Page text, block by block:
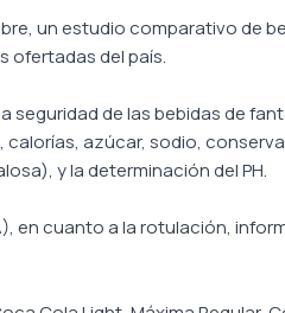
un estudio comparativo de
ofertadas del país.
de las bebidas de
azúcar, sodio,
y la determinación del PH.
en cuanto a la rotulación,